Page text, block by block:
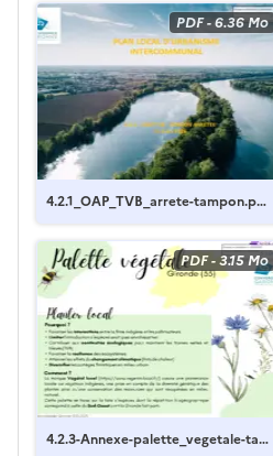
PDF-6.36 Mo
4.2.1_OAP_TVB_arrete-tampon.pd
PDF-3.15 Mo
4.2.3-Annexe-palette_vegetale-ta